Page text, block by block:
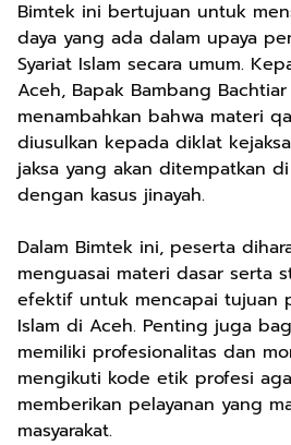
Bimtek ini bertujuan untuk
daya yang ada dalam upaya
Syariat Islam secara umum.
Aceh, Bapak Bambang Bachtiar
menambahkan bahwa materi
diusulkan kepada diklat
jaksa yang akan ditempatkan
dengan kasus jinayah.
Dalam Bimtek ini, peserta
menguasai materi dasar serta
efektif untuk mencapai tujuan
Islam di Aceh. Penting juga
memiliki profesionalitas dan
mengikuti kode etik profesi
memberikan pelayanan yang
masyarakat.